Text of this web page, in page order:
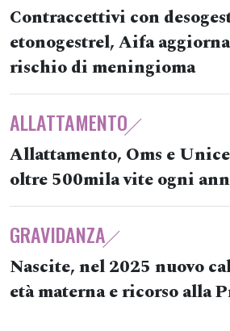
Contraccettivi con
etonogestrel, Aifa
rischio di meningioma
ALLATTAMENTO
Allattamento, Oms e
oltre 500mila vite ogni
GRAVIDANZA
Nascite, nel 2025 nuovo
età materna e ricorso alla